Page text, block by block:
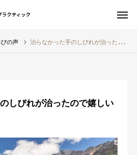
クティック
の声 治らなかった手のしびれが治ったので嬉しい｜喜びの声
しびれが治ったので嬉しい
クティック